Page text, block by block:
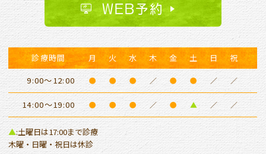
WEB予約
診療時間 月 火 水 木 金 土 日
祝
9:00～12:00
● ● ● ／ ● ● ／ ／
14:00～19:00 ● ● ● ／ ● ▲ ／ ／
▲:土曜日は17:00まで診療
木曜・日曜・祝日は休診